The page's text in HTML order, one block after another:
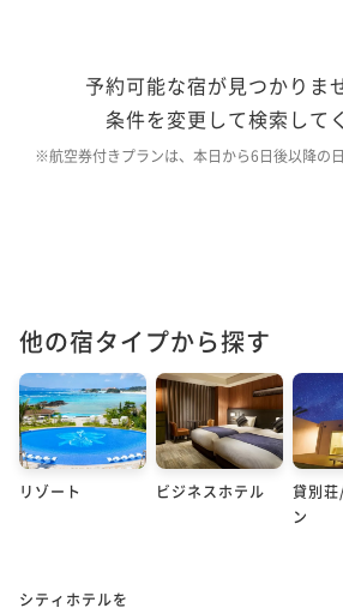
予約可能な宿が見つかりま
条件を変更して検索して
※航空券付きプランは、本日から6日後以降の
他の宿タイプから探す
リゾート ビジネスホテル
貸別
ン
シティホテルを